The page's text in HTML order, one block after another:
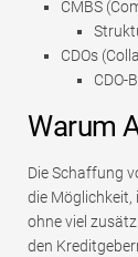
CMBS
CDOs
CDO-
Warum
Die Schaffung
die Möglichkeit,
ohne viel
den